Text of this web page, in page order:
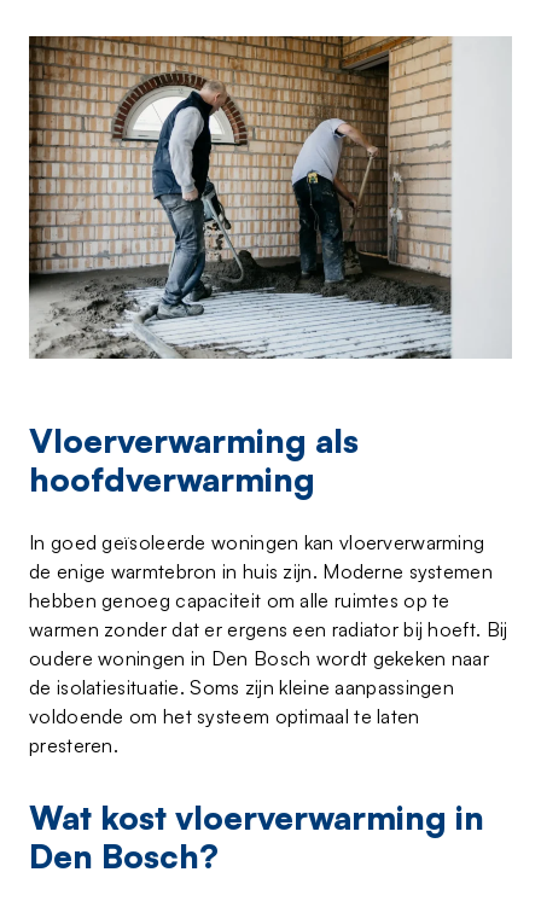
Vloerverwarming als
hoofdverwarming
In goed geïsoleerde woningen kan vloerverwarming
de enige warmtebron in huis zijn. Moderne systemen
hebben genoeg capaciteit om alle ruimtes op te
warmen zonder dat er ergens een radiator bij hoeft. Bij
oudere woningen in Den Bosch wordt gekeken naar
de isolatiesituatie. Soms zijn kleine aanpassingen
voldoende om het systeem optimaal te laten
presteren.
Wat kost vloerverwarming in
Den Bosch?